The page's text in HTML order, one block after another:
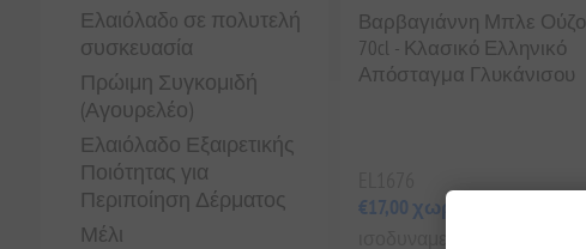
Ελαιόλαδo σε πολυτελή
συσκευασία
Πρώιμη Συγκομιδή
(Αγουρελέο)
Ελαιόλαδο Εξαιρετικής
Ποιότητας για
Περιποίηση Δέρματος
Μέλι
Βαρβαγιάννη Μπλε Ούζο
70cl - Κλασικό Ελληνικό
Απόσταγμα Γλυκάνισου
€17,00 χωρίς ΦΠΑ